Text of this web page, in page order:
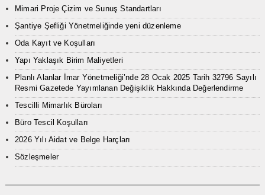
Mimari Proje Çizim ve Sunuş Standartları
Şantiye Şefliği Yönetmeliğinde yeni düzenleme
Oda Kayıt ve Koşulları
Yapı Yaklaşık Birim Maliyetleri
Planlı Alanlar İmar Yönetmeliği’nde 28 Ocak 2025 Tarih 32796 Sayılı
Resmi Gazetede Yayımlanan Değişiklik Hakkında Değerlendirme
Tescilli Mimarlık Büroları
Büro Tescil Koşulları
2026 Yılı Aidat ve Belge Harçları
Sözleşmeler